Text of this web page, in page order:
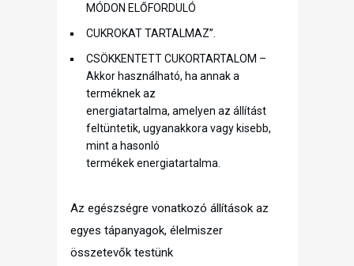
MÓDON ELŐFORDULÓ
CUKROKAT TARTALMAZ”.
CSÖKKENTETT CUKORTARTALOM –
Akkor használható, ha annak a
terméknek az
energiatartalma, amelyen az állítást
feltüntetik, ugyanakkora vagy kisebb,
mint a hasonló
termékek energiatartalma.
Az egészségre vonatkozó állítások az
egyes tápanyagok, élelmiszer
összetevők testünk